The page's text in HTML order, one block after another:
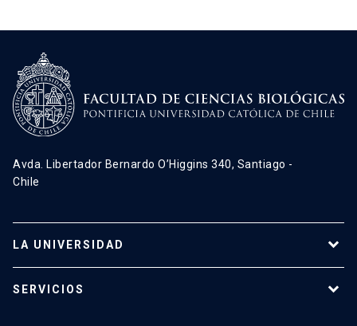
Avda. Libertador Bernardo O’Higgins 340, Santiago -
Chile
LA UNIVERSIDAD
Investigación
SERVICIOS